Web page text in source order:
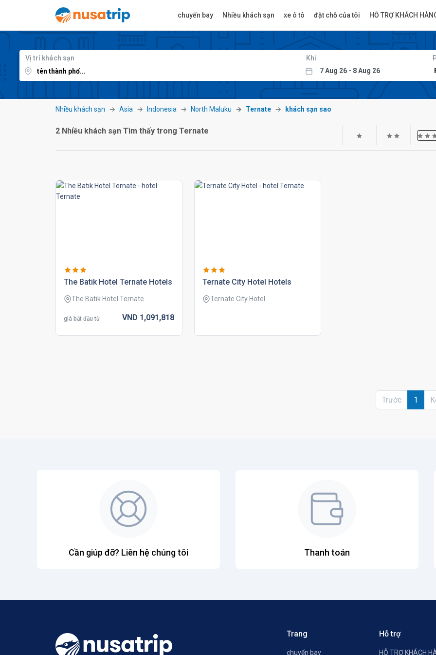
chuyến bay Nhiều khách sạn xe ô tô đặt chỗ của tôi HỖ TRỢ KHÁCH
Vị trí khách sạn Khi
Nhiều khách sạn Asia Indonesia North Maluku Ternate khách sạn sao
2 Nhiều khách sạn Tìm thấy trong Ternate
the batik hotel ternate hotels
The Batik Hotel Ternate
giá bắt đầu từ VND 1,091,818
ternate city hotel hotels
Ternate City Hotel
Trước 1
Cần giúp đỡ? Liên hệ chúng tôi Thanh toán
Trang
chuyến bay
Hỗ trợ
HỖ TRỢ KHÁCH